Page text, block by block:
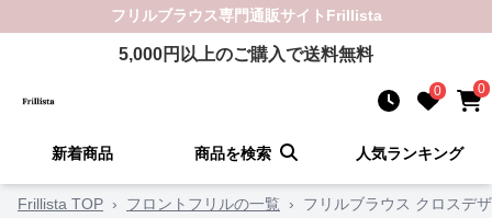
フリルブラウス専門通販サイト Frillista
5,000円以上のご購入で送料無料
0 0
新着商品 商品を検索 人気ランキング
Frillista TOP › フロントフリルの一覧 › フリルブラウス クロスデ